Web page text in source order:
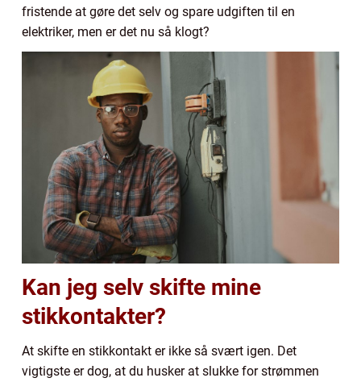
fristende at gøre det selv og spare udgiften til en
elektriker, men er det nu så klogt?
Kan jeg selv skifte mine
stikkontakter?
At skifte en stikkontakt er ikke så svært igen. Det
vigtigste er dog, at du husker at slukke for strømmen